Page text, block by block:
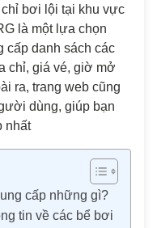
chỉ bơi lội tại khu vực
là một lựa chọn
cấp danh sách các
chỉ, giá vé, giờ mở
ra, trang web cũng
dùng, giúp bạn
nhất
cấp những gì?
tin về các bể bơi